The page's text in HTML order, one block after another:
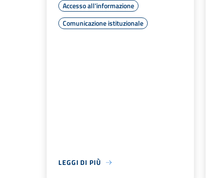
Accesso all'informazione
Comunicazione istituzionale
LEGGI DI PIÙ